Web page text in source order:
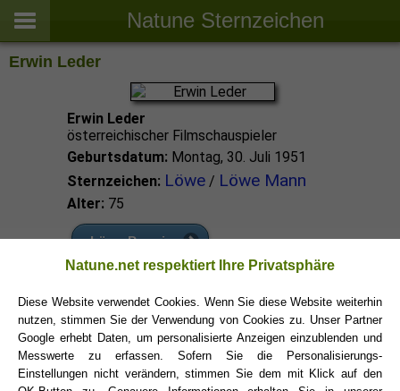
Natune Sternzeichen
Erwin Leder
Erwin Leder
österreichischer Filmschauspieler
Geburtsdatum: Montag, 30. Juli 1951
Sternzeichen: Löwe/ Löwe Mann
Alter: 75
Löwe Promis
Löwe Sternzeichen
Natune.net respektiert Ihre Privatsphäre
Diese Website verwendet Cookies. Wenn Sie diese Website weiterhin
nutzen, stimmen Sie der Verwendung von Cookies zu. Unser Partner
Google erhebt Daten, um personalisierte Anzeigen einzublenden und
Messwerte zu erfassen. Sofern Sie die Personalisierungs-
Einstellungen nicht verändern, stimmen Sie dem mit Klick auf den